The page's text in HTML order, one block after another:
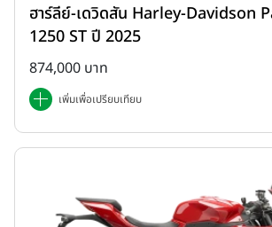
ฮาร์ลีย์-เดวิดสัน Harley-Davidson
1250 ST ปี 2025
874,000 บาท
เพิ่มเพื่อเปรียบเทียบ